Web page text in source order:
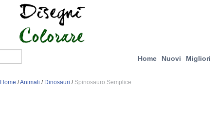
Home Nuovi Migliori
Home /Animali / Dinosauri / Spinosauro Semplice